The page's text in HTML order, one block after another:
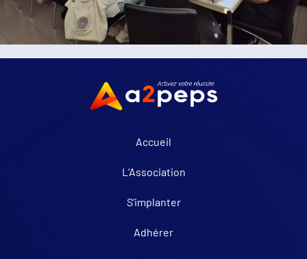
Accueil
L’Association
S’implanter
Adhérer